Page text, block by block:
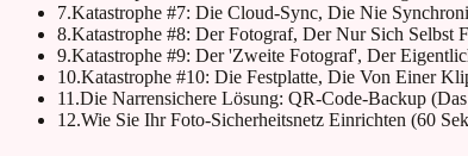
7.Katastrophe #7: Die Cloud-Sync, Die Nie
8.Katastrophe #8: Der Fotograf, Der Nur Sich Selbst
9.Katastrophe #9: Der 'Zweite Fotograf', Der
10.Katastrophe #10: Die Festplatte, Die Von Einer
11 .Die Narrensichere Lösung: QR-Code-Backup
12.Wie Sie Ihr Foto-Sicherheitsnetz Einrichten (60